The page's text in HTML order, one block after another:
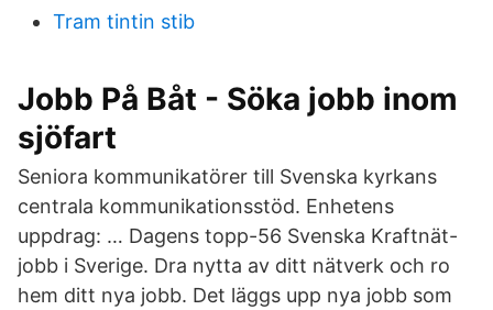
Tram tintin stib
Jobb På Båt - Söka jobb inom
sjöfart
Seniora kommunikatörer till Svenska kyrkans
centrala kommunikationsstöd. Enhetens
uppdrag: … Dagens topp-56 Svenska Kraftnät-
jobb i Sverige. Dra nytta av ditt nätverk och ro
hem ditt nya jobb. Det läggs upp nya jobb som